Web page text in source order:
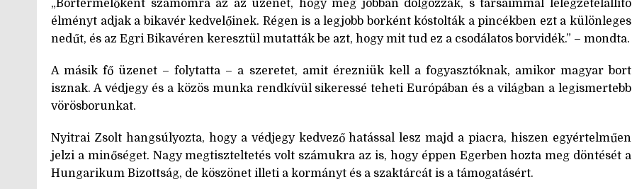
„Bortermelőként számomra az az üzenet, hogy még jobban dolgozzak, s társaimmal lélegzetelállító
élményt adjak a bikavér kedvelőinek. Régen is a legjobb borként kóstolták a pincékben ezt a különleges
nedűt, és az Egri Bikavéren keresztül mutatták be azt, hogy mit tud ez a csodálatos borvidék.” – mondta.
A másik fő üzenet – folytatta – a szeretet, amit érezniük kell a fogyasztóknak, amikor magyar bort
isznak. A védjegy és a közös munka rendkívül sikeressé teheti Európában és a világban a legismertebb
vörösborunkat.
Nyitrai Zsolt hangsúlyozta, hogy a védjegy kedvező hatással lesz majd a piacra, hiszen egyértelműen
jelzi a minőséget. Nagy megtiszteltetés volt számukra az is, hogy éppen Egerben hozta meg döntését a
Hungarikum Bizottság, de köszönet illeti a kormányt és a szaktárcát is a támogatásért.